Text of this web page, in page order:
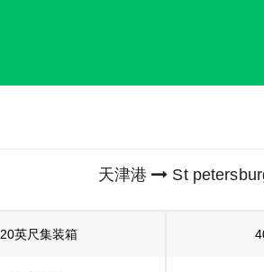
天津港 St
20英尺集装箱